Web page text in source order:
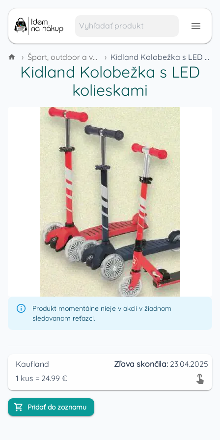
› Šport, outdoor a voľný čas › Kidland Kolobežka s LED kolieskami
Kidland Kolobežka s LED
kolieskami
Produkt momentálne nieje v akcii v žiadnom
sledovanom reťazci.
Kaufland Zľava skončila: 23.04.2025
1 kus = 24.99 €
Pridať do zoznamu